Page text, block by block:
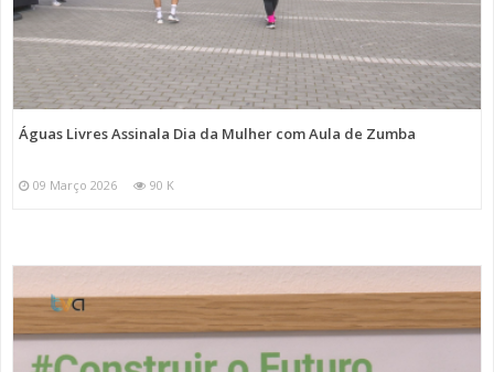
Águas Livres Assinala Dia da Mulher com Aula de Zumba
09 Março 2026 90 K